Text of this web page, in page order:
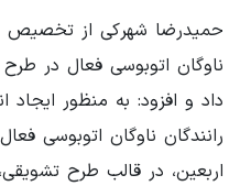
حمیدرضا شهرکی از تخصیص
ناوگان اتوبوسی فعال در طرح
داد و افزود: به منظور ایجاد
رانندگان ناوگان اتوبوسی